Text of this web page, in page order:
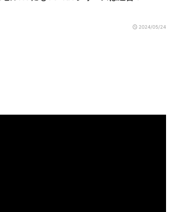
2024/05/24